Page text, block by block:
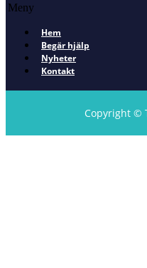
Meny
Hem
Begär hjälp
Nyheter
Kontakt
Copyright ©